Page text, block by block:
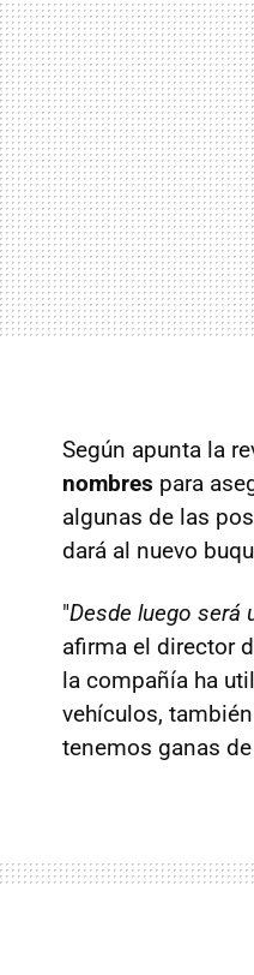
Según apunta la
nombres para
algunas de las
dará al nuevo
"Desde luego será
afirma el director
la compañía ha
vehículos,
tenemos ganas